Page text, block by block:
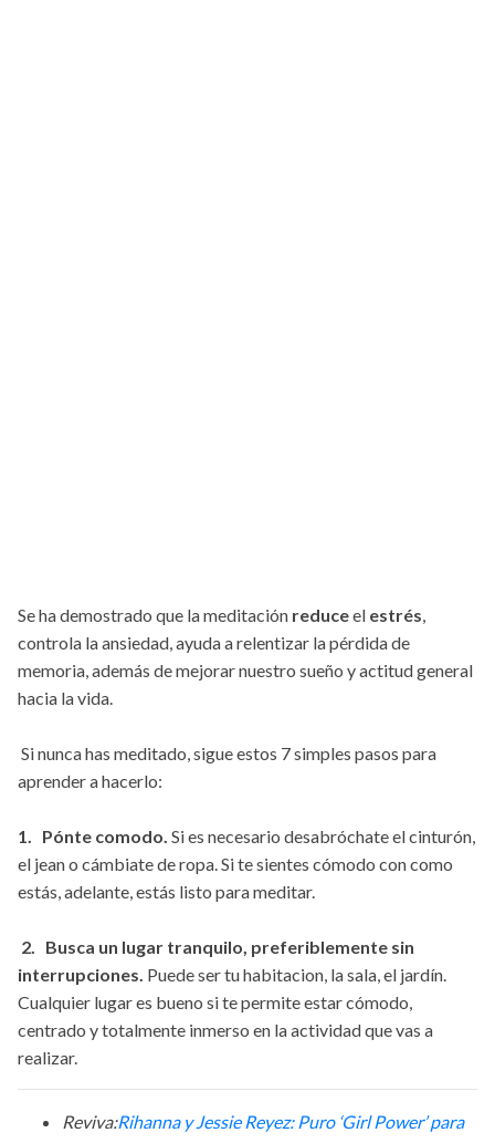
Se ha demostrado que la meditación reduceel estrés,
controla la ansiedad, ayuda a relentizar la pérdida de
memoria, además de mejorar nuestro sueño y actitud general
hacia la vida.
Si nunca has meditado, sigue estos 7 simples pasos para
aprender a hacerlo:
1. Pónte comodo. Si es necesario desabróchate el cinturón,
el jean o cámbiate de ropa. Si te sientes cómodo con como
estás, adelante, estás listo para meditar.
2. Busca un lugar tranquilo, preferiblemente sin
interrupciones. Puede ser tu habitacion, la sala, el jardín.
Cualquier lugar es bueno si te permite estar cómodo,
centrado y totalmente inmerso en la actividad que vas a
realizar.
Reviva:Rihanna y Jessie Reyez: Puro ‘Girl Power’ para